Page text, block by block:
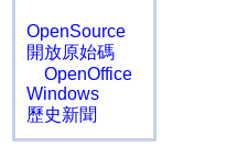
OpenSource
開放原始碼
OpenOffice
Windows
歷史新聞